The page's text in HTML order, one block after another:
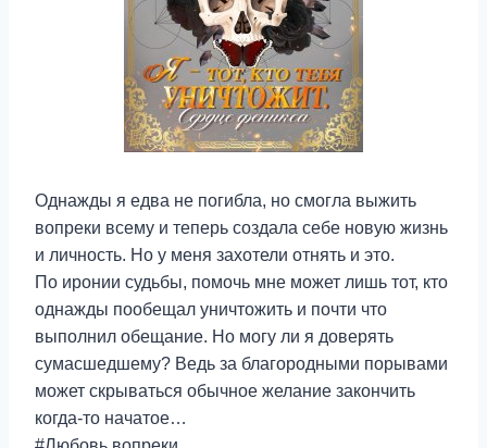
Однажды я едва не погибла, но смогла выжить
вопреки всему и теперь создала себе новую жизнь
и личность. Но у меня захотели отнять и это.
По иронии судьбы, помочь мне может лишь тот, кто
однажды пообещал уничтожить и почти что
выполнил обещание. Но могу ли я доверять
сумасшедшему? Ведь за благородными порывами
может скрываться обычное желание закончить
когда-то начатое…